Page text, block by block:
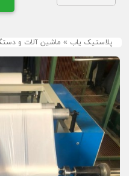
پلاستیک یاب » ماشین آلات و